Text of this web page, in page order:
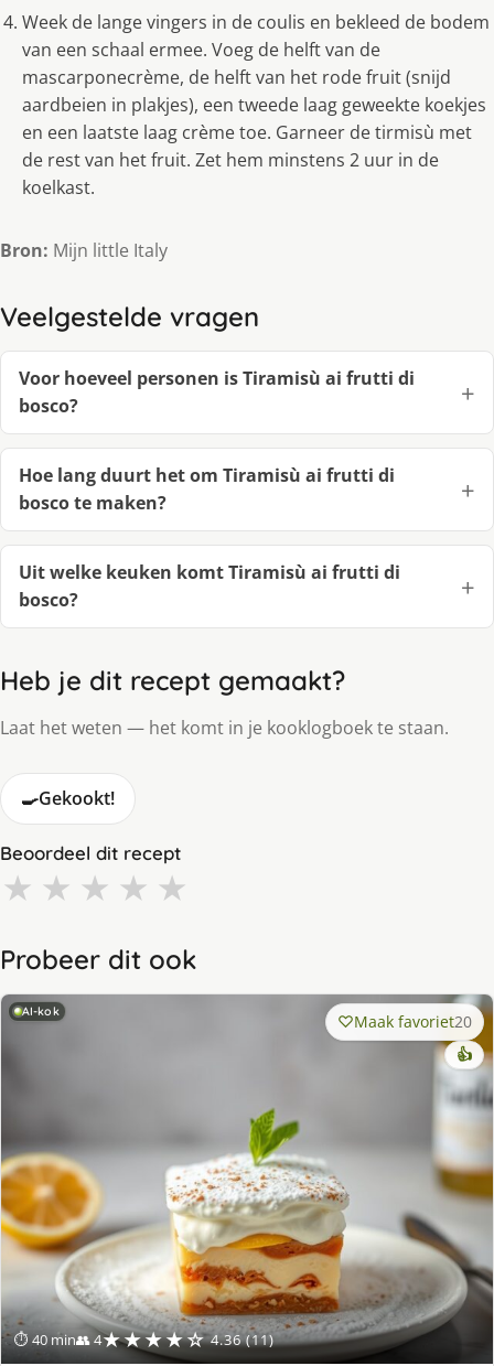
Week de lange vingers in de coulis en bekleed de bodem
van een schaal ermee. Voeg de helft van de
mascarponecrème, de helft van het rode fruit (snijd
aardbeien in plakjes), een tweede laag geweekte koekjes
en een laatste laag crème toe. Garneer de tirmisù met
de rest van het fruit. Zet hem minstens 2 uur in de
koelkast.
Bron: Mijn little Italy
Veelgestelde vragen
Voor hoeveel personen is Tiramisù ai frutti di
bosco?
Hoe lang duurt het om Tiramisù ai frutti di
bosco te maken?
Uit welke keuken komt Tiramisù ai frutti di
bosco?
Heb je dit recept gemaakt?
Laat het weten — het komt in je kooklogboek te staan.
🍳Gekookt!
Beoordeel dit recept
★ ★ ★ ★ ★
Probeer dit ook
AI-kok
⏱ 40 min👥 4★★★★☆ 4.36 (11)
Maak favoriet20
👍